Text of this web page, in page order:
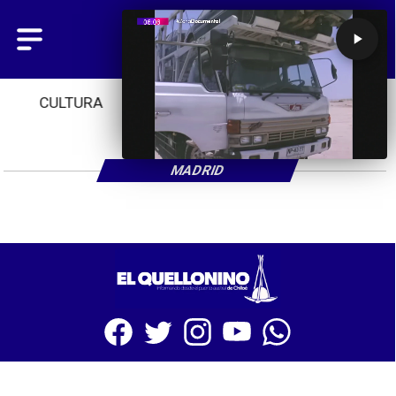
CULTURA TENDENCIAS INICIO
MADRID